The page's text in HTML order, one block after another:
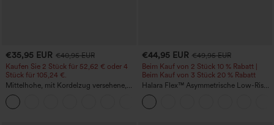
€35,95 EUR €40,95 EUR
Kaufen Sie 2 Stück für 52,62 € oder 4
Stück für 105,24 €.
Mittelhohe, mit Kordelzug versehene,
schnelltrocknende Golfhose mit schmal
zulaufendem Schnitt, abgerundetem
Saum und Taschen – UPF 40+
€44,95 EUR €49,95 EUR
Beim Kauf von 2 Stück 10 % Rabatt |
Beim Kauf von 3 Stück 20 % Rabatt
Halara Flex™ Asymmetrische Low-Rise-
Jeans mit Reißverschlusstaschen,
Baggy-Stil, weitem Bein, gewaschen,
lässig